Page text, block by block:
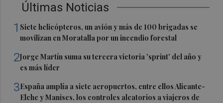
Últimas Noticias
1 Siete helicópteros, un avión y más de 100 brigadas se
movilizan en Moratalla por un incendio forestal
2Jorge Martín suma su tercera victoria 'sprint' del año y
es más líder
3España amplía a siete aeropuertos, entre ellos Alicante-
Elche y Manises, los controles aleatorios a viajeros de